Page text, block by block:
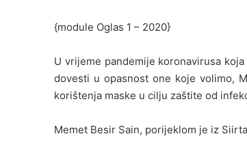
{module Oglas 1 – 2020}
U vrijeme pandemije koronavirusa
dovesti u opasnost one koje volimo,
korištenja maske u cilju zaštite od
Memet Besir Sain, porijeklom je iz